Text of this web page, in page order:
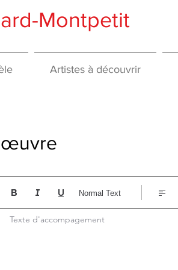
Montpetit
Artistes à découvrir
Texte d'accompagement
Normal Text
œuvre